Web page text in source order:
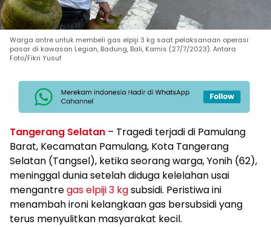
Warga antre untuk membeli gas elpiji 3 kg saat pelaksanaan operasi
pasar di kawasan Legian, Badung, Bali, Kamis (27/7/2023). Antara
Foto/Fikri Yusuf
Tangerang Selatan – Tragedi terjadi di Pamulang
Barat, Kecamatan Pamulang, Kota Tangerang
Selatan (Tangsel), ketika seorang warga, Yonih (62),
meninggal dunia setelah diduga kelelahan usai
mengantregas elpiji 3 kgsubsidi. Peristiwa ini
menambah ironi kelangkaan gas bersubsidi yang
terus menyulitkan masyarakat kecil.